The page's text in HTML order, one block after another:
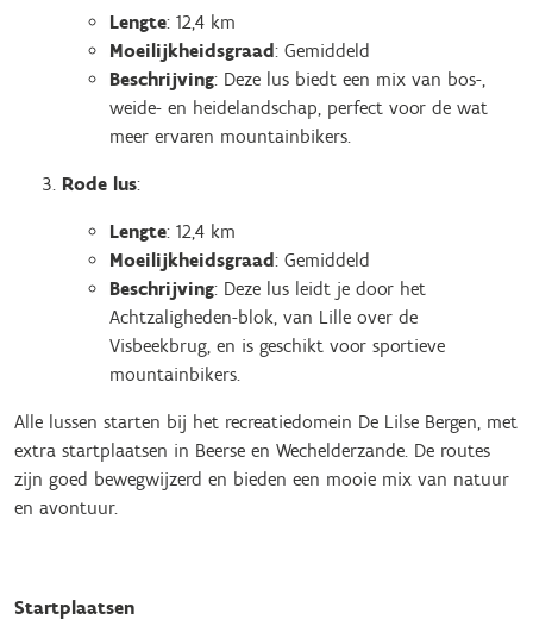
Lengte: 12,4 km
Moeilijkheidsgraad: Gemiddeld
Beschrijving: Deze lus biedt een mix van bos-,
weide- en heidelandschap, perfect voor de wat
meer ervaren mountainbikers.
Rode lus:
Lengte: 12,4 km
Moeilijkheidsgraad: Gemiddeld
Beschrijving: Deze lus leidt je door het
Achtzaligheden-blok, van Lille over de
Visbeekbrug, en is geschikt voor sportieve
mountainbikers.
Alle lussen starten bij het recreatiedomein De Lilse Bergen, met
extra startplaatsen in Beerse en Wechelderzande. De routes
zijn goed bewegwijzerd en bieden een mooie mix van natuur
en avontuur.
Startplaatsen